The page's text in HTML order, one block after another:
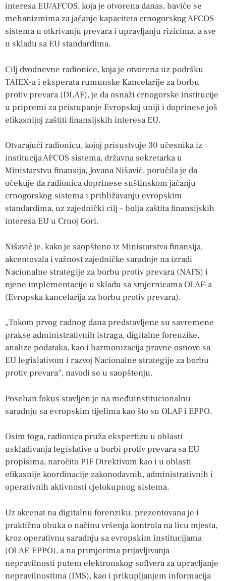
interesa EU/AFCOS, koja je otvorena danas, baviće se
mehanizmima za jačanje kapaciteta crnogorskog AFCOS
sistema u otkrivanju prevara i upravljanju rizicima, a sve
u skladu sa EU standardima.
Cilj dvodnevne radionice, koja je otvorena uz podršku
TAIEX-a i eksperata rumunske Kancelarije za borbu
protiv prevara (DLAF), je da osnaži crnogorske institucije
u pripremi za pristupanje Evropskoj uniji i doprinese još
efikasnijoj zaštiti finansijskih interesa EU.
Otvarajući radionicu, kojoj prisustvuje 30 učesnika iz
institucija AFCOS sistema, državna sekretarka u
Ministarstvu finansija, Jovana Nišavić, poručila je da
očekuje da radionica doprinese suštinskom jačanju
crnogorskog sistema i približavanju evropskim
standardima, uz zajednički cilj – bolja zaštita finansijskih
interesa EU u Crnoj Gori.
Nišavić je, kako je saopšteno iz Ministarstva finansija,
akcentovala i važnost zajedničke saradnje na izradi
Nacionalne strategije za borbu protiv prevara (NAFS) i
njene implementacije u skladu sa smjernicama OLAF-a
(Evropska kancelarija za borbu protiv prevara).
„Tokom prvog radnog dana predstavljene su savremene
prakse administrativnih istraga, digitalne forenzike,
analize podataka, kao i harmonizacija pravne osnove sa
EU legislativom i razvoj Nacionalne strategije za borbu
protiv prevara“, navodi se u saopštenju.
Poseban fokus stavljen je na međuinstitucionalnu
saradnju sa evropskim tijelima kao što su OLAF i EPPO.
Osim toga, radionica pruža ekspertizu u oblasti
usklađivanja legislative u borbi protiv prevara sa EU
propisima, naročito PIF Direktivom kao i u oblasti
efikasnije koordinacije zakonodavnih, administrativnih i
operativnih aktivnosti cjelokupnog sistema.
Uz akcenat na digitalnu forenziku, prezentovana je i
praktična obuka o načinu vršenja kontrola na licu mjesta,
kroz operativnu saradnju sa evropskim institucijama
(OLAF, EPPO), a na primjerima prijavljivanja
nepravilnosti putem elektronskog softvera za upravljanje
nepravilnostima (IMS), kao i prikupljanjem informacija